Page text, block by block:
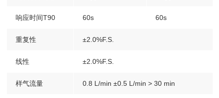
响应时间T90 60s 60s
重复性 ±2.0%F.S.
线性 ±2.0%F.S.
样气流量 0.8 L/min ±0.5 L/min > 30 min